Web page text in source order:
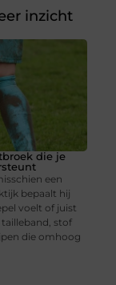
inzicht
die je
een
bepaalt hij
voelt of juist
stof
die omhoog